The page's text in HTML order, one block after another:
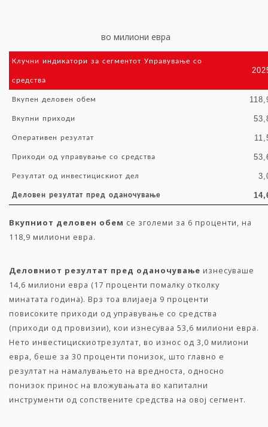
во милиони евра
Клучни индикатори за сегментот Управување со
средства
Вкупен деловен обем
Вкупни приходи
Оперативен резултат
Приходи од управување со средства
Резултат од инвестицискиот дел
Деловен резултат пред оданочување
Вкупниот деловен обем се зголеми за 6 проценти, на
118,9 милиони евра.
Деловниот резултат пред оданочување изнесуваше
14,6 милиони евра (17 проценти помалку отколку
минатата година). Врз тоа влијаеја 9 проценти
повисоките приходи од управување со средства
(приходи од провизии), кои изнесуваа 53,6 милиони евра.
Нето инвестицискиотрезултат, во износ од 3,0 милиони
евра, беше за 30 проценти понизок, што главно е
резултат на намалувањето на вредноста, односно
понизок принос на вложувањата во капитални
инструменти од сопствените средства на овој сегмент.